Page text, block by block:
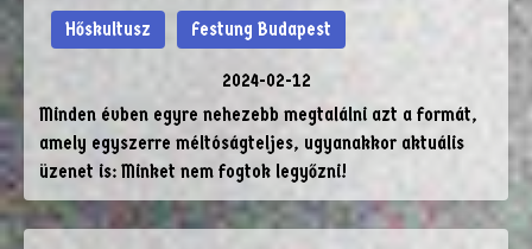
Hőskultusz Festung Budapest
2024-02-12
Minden évben egyre nehezebb megtalálni azt a formát,
amely egyszerre méltóságteljes, ugyanakkor aktuális
üzenet is: Minket nem fogtok legyőzni!